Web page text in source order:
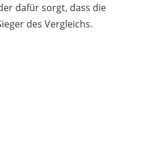
dafür sorgt, dass die
des Vergleichs.